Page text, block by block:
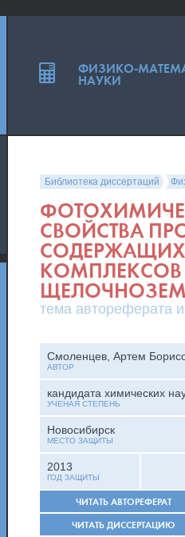
Библиотека диссертаций
СВОЙСТВА
тема автореферата
Смоленцев, Артем
АВТОР
кандидата химических
УЧЕНАЯ СТЕПЕНЬ
Новосибирск
МЕСТО ЗАЩИТЫ
2013
ГОД ЗАЩИТЫ
ЧИТАТЬ АВТОРЕФЕРАТ
ЧИТАТЬ ДИССЕРТАЦИЮ
ФИЗИКО-
НАУКИ